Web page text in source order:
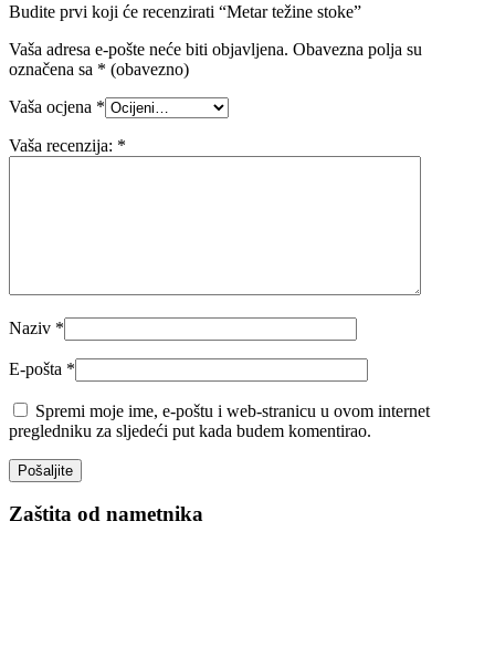
Budite prvi koji će recenzirati “Metar težine stoke”
Vaša adresa e-pošte neće biti objavljena. Obavezna polja su
označena sa * (obavezno)
Vaša ocjena *
Vaša recenzija: *
Naziv *
E-pošta *
Spremi moje ime, e-poštu i web-stranicu u ovom internet
pregledniku za sljedeći put kada budem komentirao.
Zaštita od nametnika